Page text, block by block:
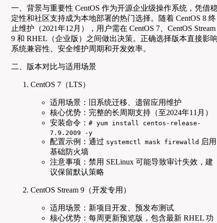
一、背景与重要性 CentOS 作为开源企业级操作系统，凭借
定性和社区支持成为本地部署的热门选择。随着 CentOS 8 终
止维护（2021年12月），用户需在 CentOS 7、CentOS Stream
9 和 RHEL（企业版）之间做出决策。正确选择版本直接影
系统兼容性、安全维护周期和开发效率。
二、版本对比与适用场景
CentOS 7（LTS）
适用场景：旧系统迁移、遗留应用维护
核心优势：完整的长周期支持（至2024年11月）
安装命令： # yum install centos-release-
7.9.2009 -y
配置示例：通过 systemctl mask firewalld 启用
基础防火墙
注意事项：禁用 SELinux 可能导致审计失效，建
议保留默认策略
CentOS Stream 9（开发专用）
适用场景：新项目开发、预发布测试
核心优势：每周更新预览版，包含最新 RHEL 功